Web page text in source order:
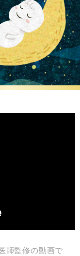
師監修の動画で